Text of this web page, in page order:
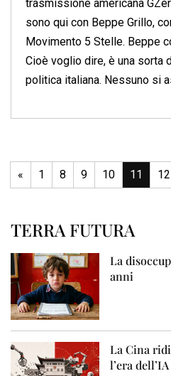
trasmissione americana
sono qui con Beppe Grillo,
Movimento 5 Stelle. Beppe
Cioè voglio dire, è una sorta
politica italiana. Nessuno si
« 1 8 9 10 11 12
TERRA FUTURA
La
anni
La Cina
l’era dell’IA